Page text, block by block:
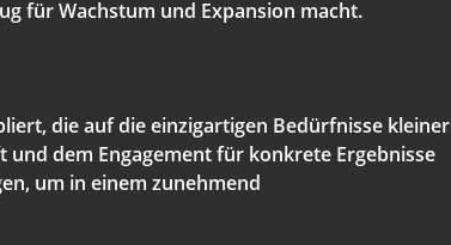
für Wachstum und Expansion macht.
die auf die einzigartigen Bedürfnisse kleiner
dem Engagement für konkrete Ergebnisse
um in einem zunehmend